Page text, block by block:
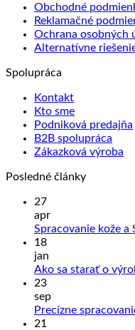
Obchodné
Reklamačné
Ochrana osobných
Alternatívne
Spolupráca
Kontakt
Kto sme
Podniková predajňa
B2B spolupráca
Zákazková výroba
Posledné články
27
apr
Spracovanie kože a
18
jan
Ako sa starať o
23
sep
Precízne
21